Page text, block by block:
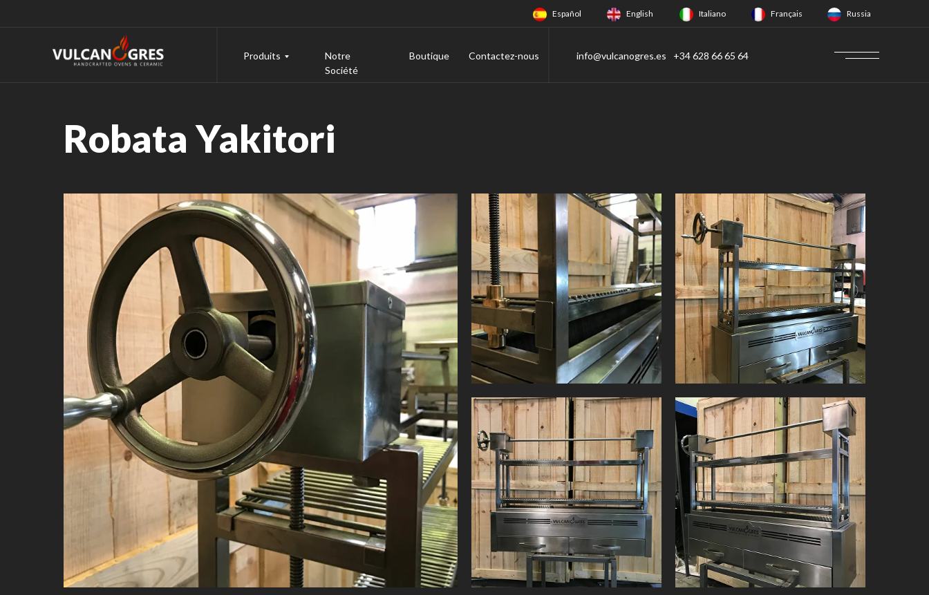
Español English Italiano Français Russia
Produits
Notre
Société
Boutique Contactez-nous info@vulcanogres.es +34 628 66 65 64
Robata Yakitori